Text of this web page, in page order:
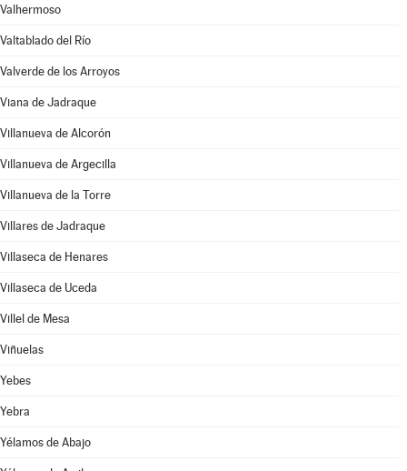
Valhermoso
Valtablado del Río
Valverde de los Arroyos
Viana de Jadraque
Villanueva de Alcorón
Villanueva de Argecilla
Villanueva de la Torre
Villares de Jadraque
Villaseca de Henares
Villaseca de Uceda
Villel de Mesa
Viñuelas
Yebes
Yebra
Yélamos de Abajo